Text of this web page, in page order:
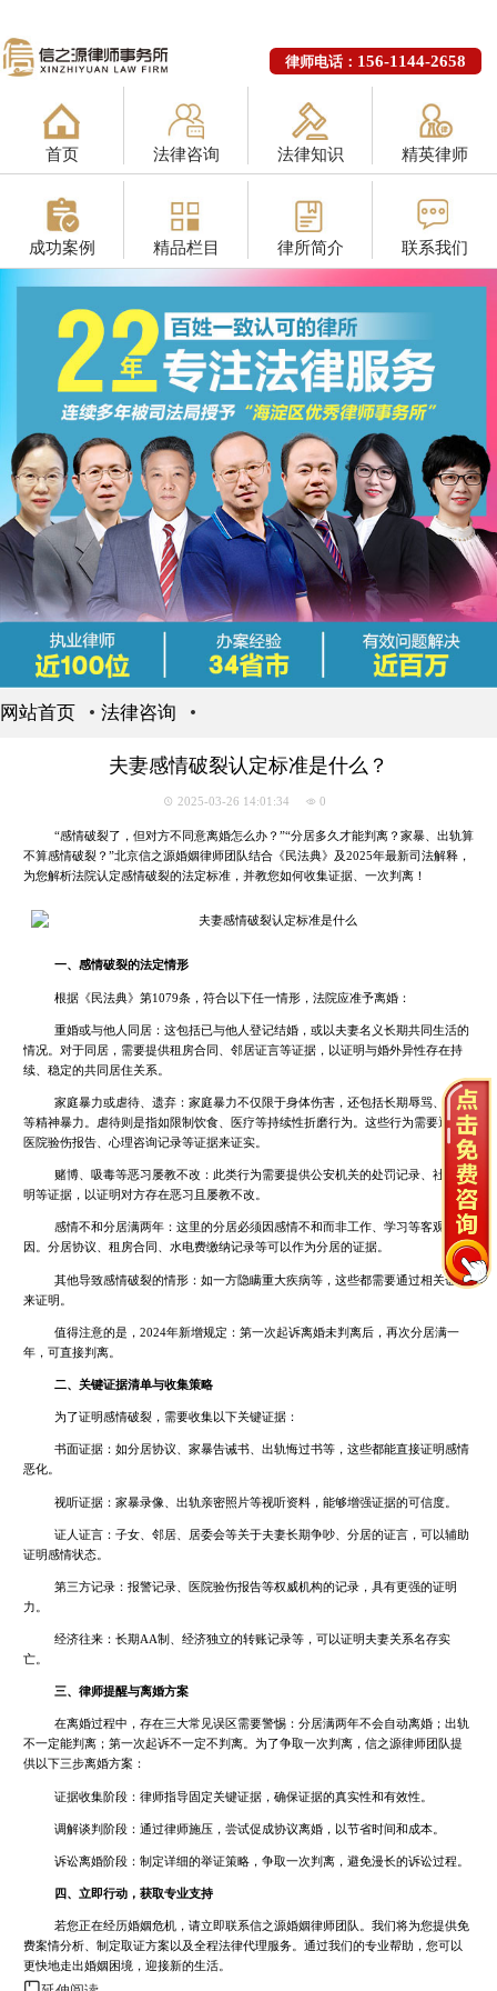
律师电话： 156-1144-2658
首页 法律咨询 法律知识 精英律师
成功案例 精品栏目 律所简介 联系我们
网站首页 法律咨询
夫妻感情破裂认定标准是什么？
2025-03-26 14:01:34 0
“感情破裂了，但对方不同意离婚怎么办？”“分居多久才能判离？家暴、出轨算
不算感情破裂？”北京信之源婚姻律师团队结合《民法典》及2025年最新司法解释，
为您解析法院认定感情破裂的法定标准，并教您如何收集证据、一次判离！
一、感情破裂的法定情形
根据《民法典》第1079条，符合以下任一情形，法院应准予离婚：
重婚或与他人同居：这包括已与他人登记结婚，或以夫妻名义长期共同生活的
情况。对于同居，需要提供租房合同、邻居证言等证据，以证明与婚外异性存在持
续、稳定的共同居住关系。
家庭暴力或虐待、遗弃：家庭暴力不仅限于身体伤害，还包括长期辱骂、恐吓
等精神暴力。虐待则是指如限制饮食、医疗等持续性折磨行为。这些行为需要通过
医院验伤报告、心理咨询记录等证据来证实。
赌博、吸毒等恶习屡教不改：此类行为需要提供公安机关的处罚记录、社区证
明等证据，以证明对方存在恶习且屡教不改。
感情不和分居满两年：这里的分居必须因感情不和而非工作、学习等客观原
因。分居协议、租房合同、水电费缴纳记录等可以作为分居的证据。
其他导致感情破裂的情形：如一方隐瞒重大疾病等，这些都需要通过相关证据
来证明。
值得注意的是，2024年新增规定：第一次起诉离婚未判离后，再次分居满一
年，可直接判离。
二、关键证据清单与收集策略
为了证明感情破裂，需要收集以下关键证据：
书面证据：如分居协议、家暴告诫书、出轨悔过书等，这些都能直接证明感情
恶化。
视听证据：家暴录像、出轨亲密照片等视听资料，能够增强证据的可信度。
证人证言：子女、邻居、居委会等关于夫妻长期争吵、分居的证言，可以辅助
证明感情状态。
第三方记录：报警记录、医院验伤报告等权威机构的记录，具有更强的证明
力。
经济往来：长期AA制、经济独立的转账记录等，可以证明夫妻关系名存实
亡。
三、律师提醒与离婚方案
在离婚过程中，存在三大常见误区需要警惕：分居满两年不会自动离婚；出轨
不一定能判离；第一次起诉不一定不判离。为了争取一次判离，信之源律师团队提
供以下三步离婚方案：
证据收集阶段：律师指导固定关键证据，确保证据的真实性和有效性。
调解谈判阶段：通过律师施压，尝试促成协议离婚，以节省时间和成本。
诉讼离婚阶段：制定详细的举证策略，争取一次判离，避免漫长的诉讼过程。
四、立即行动，获取专业支持
若您正在经历婚姻危机，请立即联系信之源婚姻律师团队。我们将为您提供免
费案情分析、制定取证方案以及全程法律代理服务。通过我们的专业帮助，您可以
更快地走出婚姻困境，迎接新的生活。